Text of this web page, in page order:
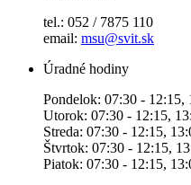
tel.: 052 / 7875 110
email: msu@svit.sk
Úradné hodiny
Pondelok: 07:30 - 12:15,
Utorok: 07:30 - 12:15,
Streda: 07:30 - 12:15,
Štvrtok: 07:30 - 12:15,
Piatok: 07:30 - 12:15,